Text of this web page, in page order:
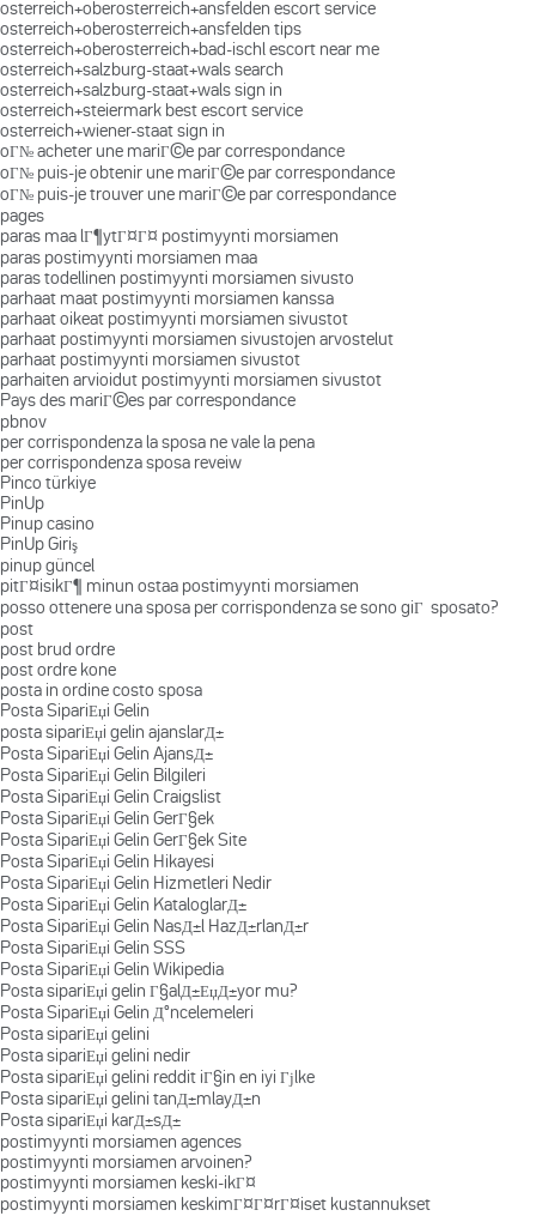
osterreich+oberosterreich+ansfelden escort service
osterreich+oberosterreich+ansfelden tips
osterreich+oberosterreich+bad-ischl escort near me
osterreich+salzburg-staat+wals search
osterreich+salzburg-staat+wals sign in
osterreich+steiermark best escort service
osterreich+wiener-staat sign in
oГ№ acheter une mariГ©e par correspondance
oГ№ puis-je obtenir une mariГ©e par correspondance
oГ№ puis-je trouver une mariГ©e par correspondance
pages
paras maa lГ¶ytГ¤Г¤ postimyynti morsiamen
paras postimyynti morsiamen maa
paras todellinen postimyynti morsiamen sivusto
parhaat maat postimyynti morsiamen kanssa
parhaat oikeat postimyynti morsiamen sivustot
parhaat postimyynti morsiamen sivustojen arvostelut
parhaat postimyynti morsiamen sivustot
parhaiten arvioidut postimyynti morsiamen sivustot
Pays des mariГ©es par correspondance
pbnov
per corrispondenza la sposa ne vale la pena
per corrispondenza sposa reveiw
Pinco türkiye
PinUp
Pinup casino
PinUp Giriş
pinup güncel
pitГ¤isikГ¶ minun ostaa postimyynti morsiamen
posso ottenere una sposa per corrispondenza se sono giГ sposato?
post
post brud ordre
post ordre kone
posta in ordine costo sposa
Posta SipariЕџi Gelin
posta sipariЕџi gelin ajanslarД±
Posta SipariЕџi Gelin AjansД±
Posta SipariЕџi Gelin Bilgileri
Posta SipariЕџi Gelin Craigslist
Posta SipariЕџi Gelin GerГ§ek
Posta SipariЕџi Gelin GerГ§ek Site
Posta SipariЕџi Gelin Hikayesi
Posta SipariЕџi Gelin Hizmetleri Nedir
Posta SipariЕџi Gelin KataloglarД±
Posta SipariЕџi Gelin NasД±l HazД±rlanД±r
Posta SipariЕџi Gelin SSS
Posta SipariЕџi Gelin Wikipedia
Posta sipariЕџi gelin Г§alД±ЕџД±yor mu?
Posta SipariЕџi Gelin Д°ncelemeleri
Posta sipariЕџi gelini
Posta sipariЕџi gelini nedir
Posta sipariЕџi gelini reddit iГ§in en iyi Гјlke
Posta sipariЕџi gelini tanД±mlayД±n
Posta sipariЕџi karД±sД±
postimyynti morsiamen agences
postimyynti morsiamen arvoinen?
postimyynti morsiamen keski-ikГ¤
postimyynti morsiamen keskimГ¤Г¤rГ¤iset kustannukset